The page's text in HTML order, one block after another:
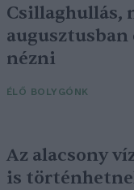
Csillaghullás,
augusztusban
nézni
ÉLŐ BOLYGÓNK
Az alacsony
is